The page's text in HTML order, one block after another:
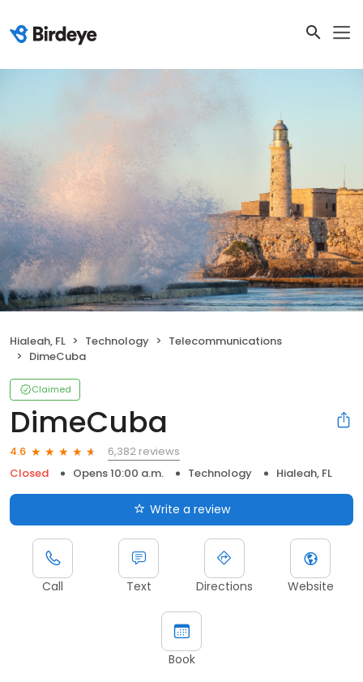
Hialeah, FL Technology
Telecommunications
DimeCuba
Claimed
DimeCuba
4.6
6,382 reviews
Closed
Opens 10:00 a.m. Technology Hialeah, FL
Write a review
Call Text Directions Website
Book